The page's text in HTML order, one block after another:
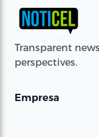
Transparent
perspectives.
Empresa